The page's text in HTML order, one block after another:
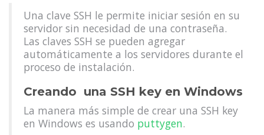
Una clave SSH le permite iniciar sesión en su
servidor sin necesidad de una contraseña.
Las claves SSH se pueden agregar
automáticamente a los servidores durante el
proceso de instalación.
Creando una SSH key en Windows
La manera más simple de crear una SSH key
en Windows es usando puttygen.